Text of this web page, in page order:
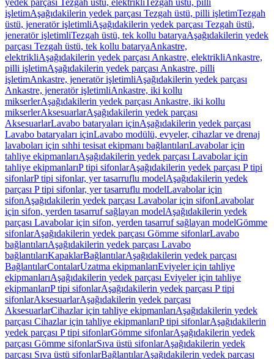
yedek parçası Tezgah üstü, elektrikli Tezgah üstü, pilli
işletimAşağıdakilerin yedek parçası Tezgah üstü, pilli işletimTezgah
üstü, jeneratör işletimliAşağıdakilerin yedek parçası Tezgah üstü,
jeneratör işletimliTezgah üstü, tek kollu bataryaAşağıdakilerin yedek
parçası Tezgah üstü, tek kollu bataryaAnkastre,
elektrikliAşağıdakilerin yedek parçası Ankastre, elektrikliAnkastre,
pilli işletimAşağıdakilerin yedek parçası Ankastre, pilli
işletimAnkastre, jeneratör işletimliAşağıdakilerin yedek parçası
Ankastre, jeneratör işletimliAnkastre, iki kollu
mikserlerAşağıdakilerin yedek parçası Ankastre, iki kollu
mikserlerAksesuarlarAşağıdakilerin yedek parçası
AksesuarlarLavabo bataryaları içinAşağıdakilerin yedek parçası
Lavabo bataryaları içinLavabo modülü, evyeler, cihazlar ve drenaj
lavaboları için sıhhi tesisat ekipmanı bağlantılarıLavabolar için
tahliye ekipmanlarıAşağıdakilerin yedek parçası Lavabolar için
tahliye ekipmanlarıP tipi sifonlarAşağıdakilerin yedek parçası P tipi
sifonlarP tipi sifonlar, yer tasarruflu modelAşağıdakilerin yedek
parçası P tipi sifonlar, yer tasarruflu modelLavabolar için
sifonAşağıdakilerin yedek parçası Lavabolar için sifonLavabolar
için sifon, yerden tasarruf sağlayan modelAşağıdakilerin yedek
parçası Lavabolar için sifon, yerden tasarruf sağlayan modelGömme
sifonlarAşağıdakilerin yedek parçası Gömme sifonlarLavabo
bağlantılarıAşağıdakilerin yedek parçası Lavabo
bağlantılarıKapaklarBağlantılarAşağıdakilerin yedek parçası
BağlantılarContalarUzatma ekipmanlarıEviyeler için tahliye
ekipmanlarıAşağıdakilerin yedek parçası Eviyeler için tahliye
ekipmanlarıP tipi sifonlarAşağıdakilerin yedek parçası P tipi
sifonlarAksesuarlarAşağıdakilerin yedek parçası
AksesuarlarCihazlar için tahliye ekipmanlarıAşağıdakilerin yedek
parçası Cihazlar için tahliye ekipmanlarıP tipi sifonlarAşağıdakilerin
yedek parçası P tipi sifonlarGömme sifonlarAşağıdakilerin yedek
parçası Gömme sifonlarSıva üstü sifonlarAşağıdakilerin yedek
parçası Sıva üstü sifonlarBağlantılarAşağıdakilerin yedek parçası